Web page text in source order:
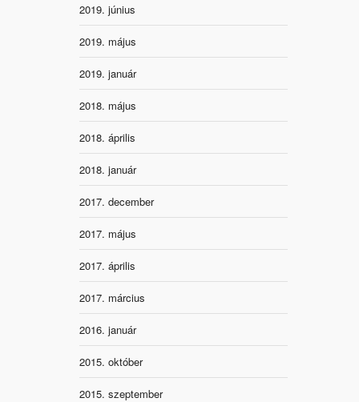
2019. június
2019. május
2019. január
2018. május
2018. április
2018. január
2017. december
2017. május
2017. április
2017. március
2016. január
2015. október
2015. szeptember